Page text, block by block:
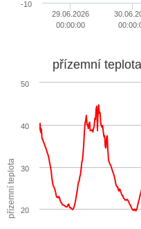
29.06.2026
00:00:00
-10
přízemní teplota
přízemní
20
30
40
50